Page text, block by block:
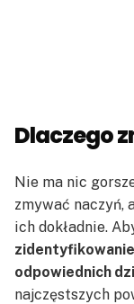
Dlaczego
Nie ma nic
zmywać naczyń,
ich dokładnie.
odpowiednich
najczęstszych